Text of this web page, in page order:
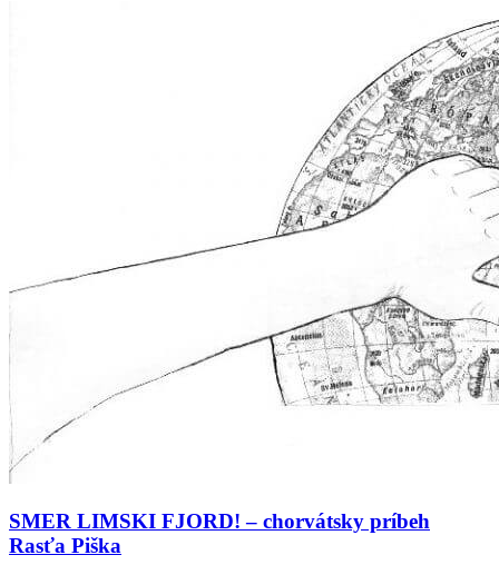
SMER LIMSKI FJORD! – chorvátsky príbeh
Rasťa Piška